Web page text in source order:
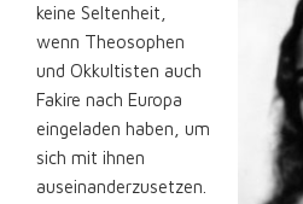
keine Seltenheit,
wenn Theosophen
und Okkultisten auch
Fakire nach Europa
eingeladen haben, um
sich mit ihnen
auseinanderzusetzen.